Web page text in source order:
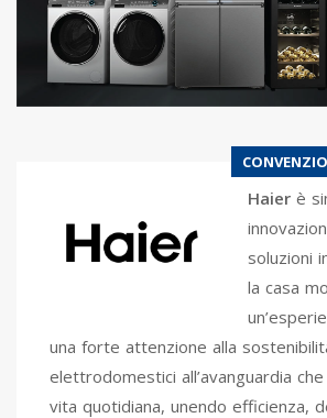
Haier è
soluzioni
la casa
una forte attenzione alla
elettrodomestici all’avanguardia
vita quotidiana, unendo efficienza,